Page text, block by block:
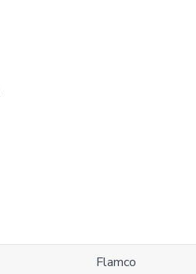
Flamco